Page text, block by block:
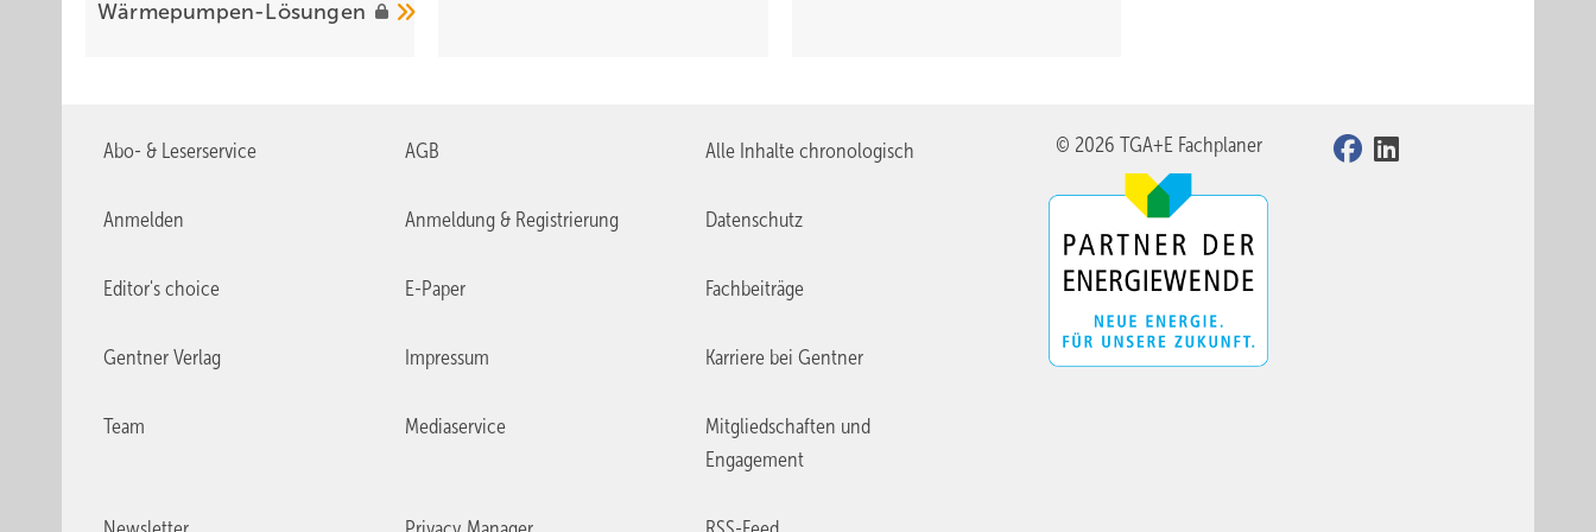
Langlebigkeit erhöht, den Wartungsaufwand senkt und gleichzeitig Teil des Brandschutzkonzepts ist.
Wärmepumpen-Lösungen
Abo- & Leserservice AGB Alle Inhalte chronologisch
Anmelden Anmeldung & Registrierung Datenschutz
Editor's choice E-Paper Fachbeiträge
Gentner Verlag Impressum Karriere bei Gentner
Team Mediaservice
Mitgliedschaften und
Engagement
© 2026 TGA+E Fachplaner